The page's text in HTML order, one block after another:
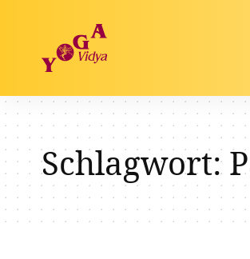
Schlagwort: